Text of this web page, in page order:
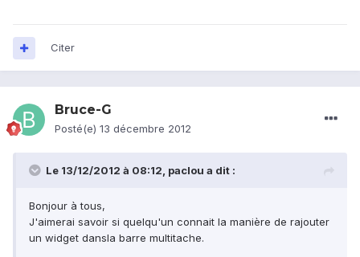
Citer
Bruce-G
Posté(e) 13 décembre 2012
Le 13/12/2012 à 08:12, paclou a dit :
Bonjour à tous,
J'aimerai savoir si quelqu'un connait la manière de rajouter
un widget dansla barre multitache.